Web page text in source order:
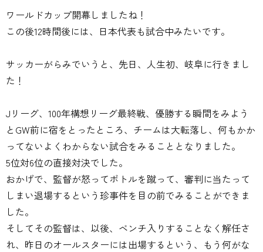
ワールドカップ開幕しましたね！
この後12時間後には、日本代表も試合中みたいです。
サッカーがらみでいうと、先日、人生初、岐阜に行きまし
た！
Jリーグ、100年構想リーグ最終戦、優勝する瞬間をみよう
とGW前に宿をとったところ、チームは大転落し、何もかか
ってないよくわからない試合をみることとなりました。
5位対6位の直接対決でした。
おかげで、監督が怒ってボトルを蹴って、審判に当たって
しまい退場するという珍事件を目の前でみることができま
した。
そしてその監督は、以後、ベンチ入りすることなく解任さ
れ、昨日のオールスターには出場するという、もう何がな